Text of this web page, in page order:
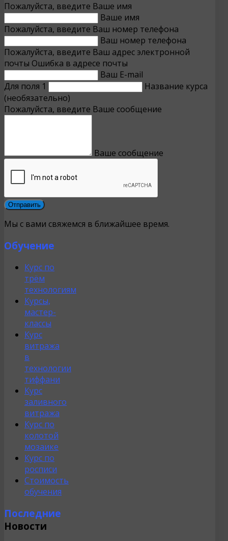
Пожалуйста, введите Ваше имя
Ваше имя
Пожалуйста, введите Ваш номер телефона
Ваш номер телефона
Пожалуйста, введите Ваш адрес электронной
почты Ошибка в адресе почты
Ваш E-mail
Для поля 1
Название курса
(необязательно)
Пожалуйста, введите Ваше сообщение
Ваше сообщение
Мы с вами свяжемся в ближайшее время.
Обучение
Курс по
трём
технологиям
Курсы,
мастер-
классы
Курс
витража
в
технологии
тиффани
Курс
заливного
витража
Курс по
колотой
мозаике
Курс по
росписи
Стоимость
обучения
Последние
Новости